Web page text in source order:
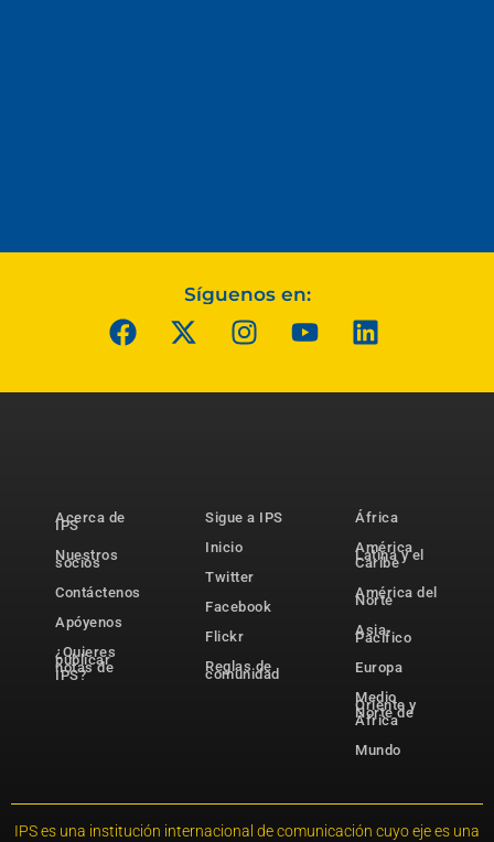
Síguenos en:
Acerca de
IPS
Nuestros
socios
Contáctenos
Apóyenos
¿Quieres
publicar
notas de
IPS?
Sigue a IPS
Inicio
Twitter
Facebook
Flickr
Reglas de
comunidad
África
América
Latina y el
Caribe
América del
Norte
Asia-
Pacífico
Europa
Medio
Oriente y
Norte de
África
Mundo
IPS es una institución internacional de comunicación cuyo eje es una